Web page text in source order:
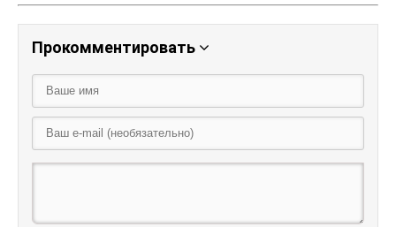
Прокомментировать